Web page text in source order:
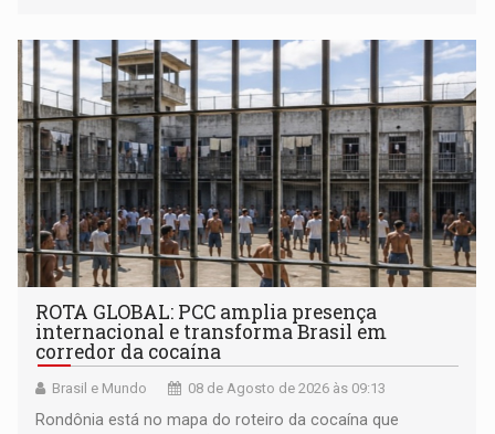
ROTA GLOBAL: PCC amplia presença
internacional e transforma Brasil em
corredor da cocaína
Brasil e Mundo 08 de Agosto de 2026 às 09:13
Rondônia está no mapa do roteiro da cocaína que